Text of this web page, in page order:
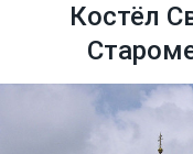
Костёл